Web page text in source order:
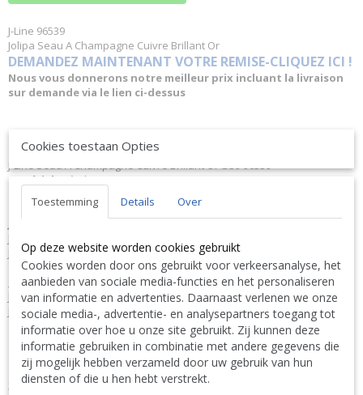
J-Line 96539
Jolipa Seau A Champagne Cuivre Brillant Or
DEMANDEZ MAINTENANT VOTRE REMISE-CLIQUEZ ICI !
Nous vous donnerons notre meilleur prix incluant la livraison
sur demande via le lien ci-dessus
serez remboursé.
J-Line Seau A Champagne Cuivre Brillant Or Ø39 96539
Matériel : Métal.
L39xB39xH25 cm
Poids:2 kg.
JLine J-Line Code à barres EAN5415203965394 J-Line 96539 JL-96539
J-Line by Jolipa Catégorie: services seau a glacons
Français :
J-Line by Jolipa Seau A Champagne Cuivre Brillant Or
J-Line seaux à glace champagne
Nous livrons aussi à l'étranger. N'hésitez pas à nous contacter
||We ship also abroad. Feel free to contact us|| Wir liefern
auch im Ausland. Bitte kontaktieren Sie uns. TEL: 0032 9 378 24
30 orContact Bcosy 1 CLICK HERE !
Cookies toestaan Opties
Toestemming Details Over
Op deze website worden cookies gebruikt
Cookies worden door ons gebruikt voor verkeersanalyse, het
aanbieden van sociale media-functies en het personaliseren
van informatie en advertenties. Daarnaast verlenen we onze
sociale media-, advertentie- en analysepartners toegang tot
informatie over hoe u onze site gebruikt. Zij kunnen deze
informatie gebruiken in combinatie met andere gegevens die
zij mogelijk hebben verzameld door uw gebruik van hun
diensten of die u hen hebt verstrekt.